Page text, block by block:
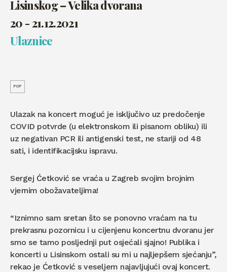
Lisinskog – Velika dvorana
20 - 21.12.2021
Ulaznice
POP
Ulazak na koncert moguć je isključivo uz predočenje
COVID potvrde (u elektronskom ili pisanom obliku) ili
uz negativan PCR ili antigenski test, ne stariji od 48
sati, i identifikacijsku ispravu.
Sergej Ćetković se vraća u Zagreb svojim brojnim
vjernim obožavateljima!
“Iznimno sam sretan što se ponovno vraćam na tu
prekrasnu pozornicu i u cijenjenu koncertnu dvoranu jer
smo se tamo posljednji put osjećali sjajno! Publika i
koncerti u Lisinskom ostali su mi u najljepšem sjećanju”,
rekao je Ćetković s veseljem najavljujući ovaj koncert.